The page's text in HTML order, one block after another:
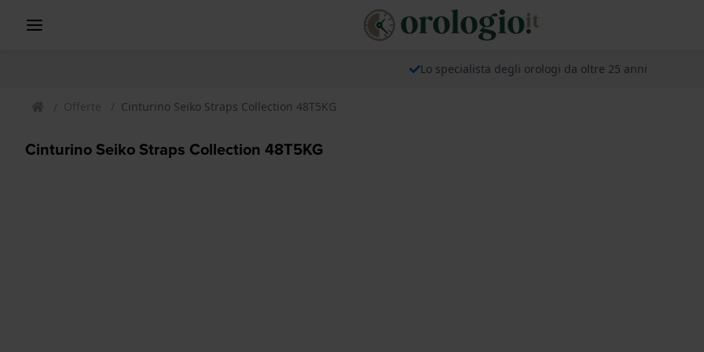
Lo specialista degli orologi da oltre 25 anni
Offerte Cinturino Seiko Straps Collection 48T5KG
Cinturino Seiko Straps Collection 48T5KG